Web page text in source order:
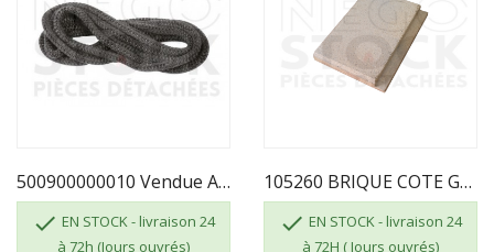
500900000010 Vendue Au Mètre - TRESSE DIAMÈTRE...
 EN STOCK - livraison 24
à 72h (Jours ouvrés)
105260 BRIQUE COTE GAUCHE MERVILLE...
 EN STOCK - livraison 24
à 72H ( Jours ouvrés)